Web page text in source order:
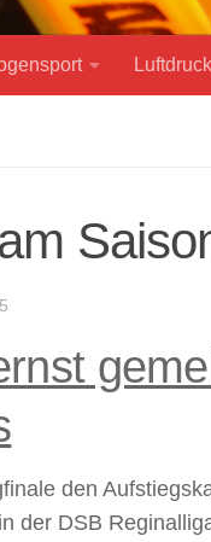
Luftdruck
den
der DSB